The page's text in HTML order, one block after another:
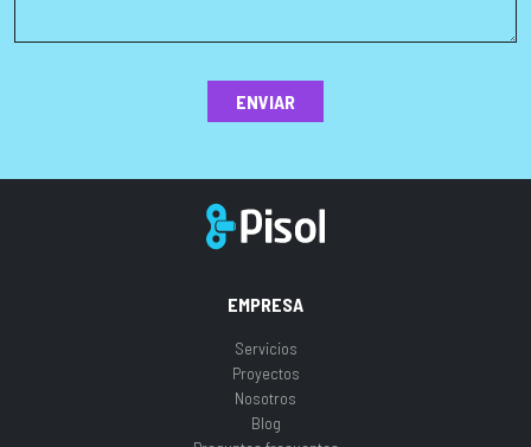
ENVIAR
EMPRESA
Servicios
Proyectos
Nosotros
Blog